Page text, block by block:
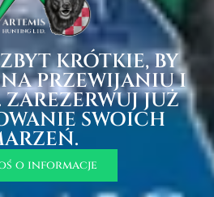
o informacje
KRÓTKIE, BY
PRZEWIJANIU I
JUŻ
SWOICH